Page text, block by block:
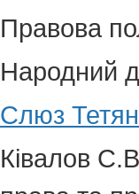
Правова
Народний
Слюз
Ківалов